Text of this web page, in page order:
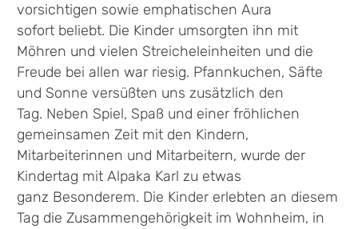
vorsichtigen sowie emphatischen Aura
sofort beliebt. Die Kinder umsorgten ihn mit
Möhren und vielen Streicheleinheiten und die
Freude bei allen war riesig. Pfannkuchen, Säfte
und Sonne versüßten uns zusätzlich den
Tag. Neben Spiel, Spaß und einer fröhlichen
gemeinsamen Zeit mit den Kindern,
Mitarbeiterinnen und Mitarbeitern, wurde der
Kindertag mit Alpaka Karl zu etwas
ganz Besonderem. Die Kinder erlebten an diesem
Tag die Zusammengehörigkeit im Wohnheim, in